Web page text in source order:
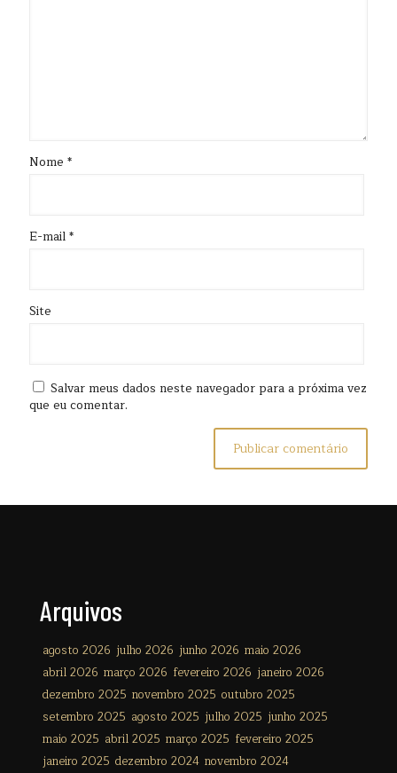
Nome *
E-mail*
Site
Salvar meus dados neste navegador para a próxima vez
que eu comentar.
Arquivos
agosto 2026 julho 2026 junho 2026 maio 2026
abril 2026 março 2026 fevereiro 2026 janeiro 2026
dezembro 2025 novembro 2025 outubro 2025
setembro 2025 agosto 2025 julho 2025 junho 2025
maio 2025 abril 2025 março 2025 fevereiro 2025
janeiro 2025 dezembro 2024 novembro 2024